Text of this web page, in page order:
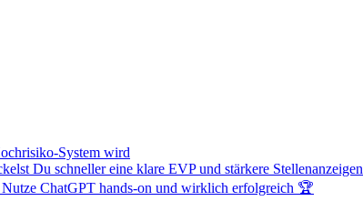
System wird
Du schneller eine klare EVP und stärkere Stellenanzeigen
ChatGPT hands-on und wirklich erfolgreich 🏆